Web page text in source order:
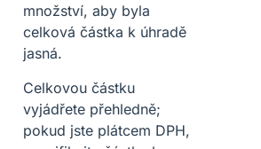
množství, aby byla
celková částka k úhradě
jasná.
Celkovou částku
vyjádřete přehledně;
pokud jste plátcem DPH,